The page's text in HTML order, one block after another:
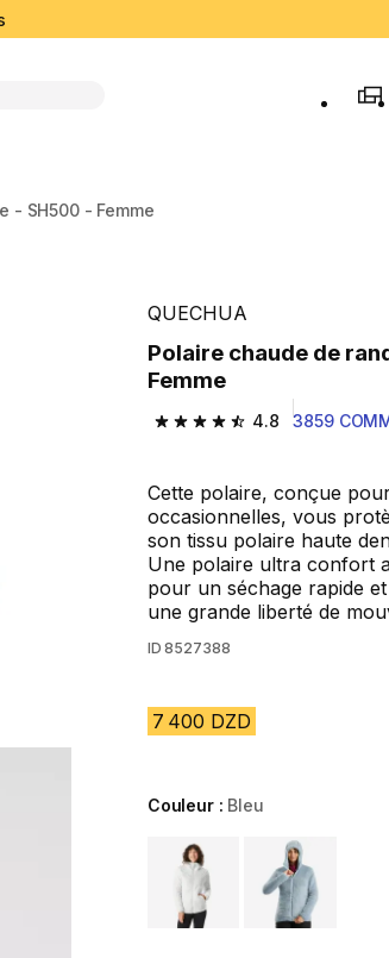
- SH500 - Femme
QUECHUA
Polaire chaude de randonnée - SH500 -
Femme
4.8
4.8 out of 5 stars from
3859
Cette polaire, conçue
occasionnelles, vous
son tissu polaire haute
Une polaire ultra confort
pour un séchage rapide
une grande liberté de
ID 8527388
7 400 DZD
Couleur : Bleu
Choose a variant